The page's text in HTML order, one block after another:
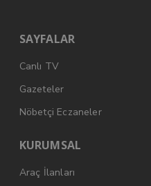
SAYFALAR
Canlı TV
Gazeteler
Nöbetçi Eczaneler
KURUMSAL
Araç İlanları